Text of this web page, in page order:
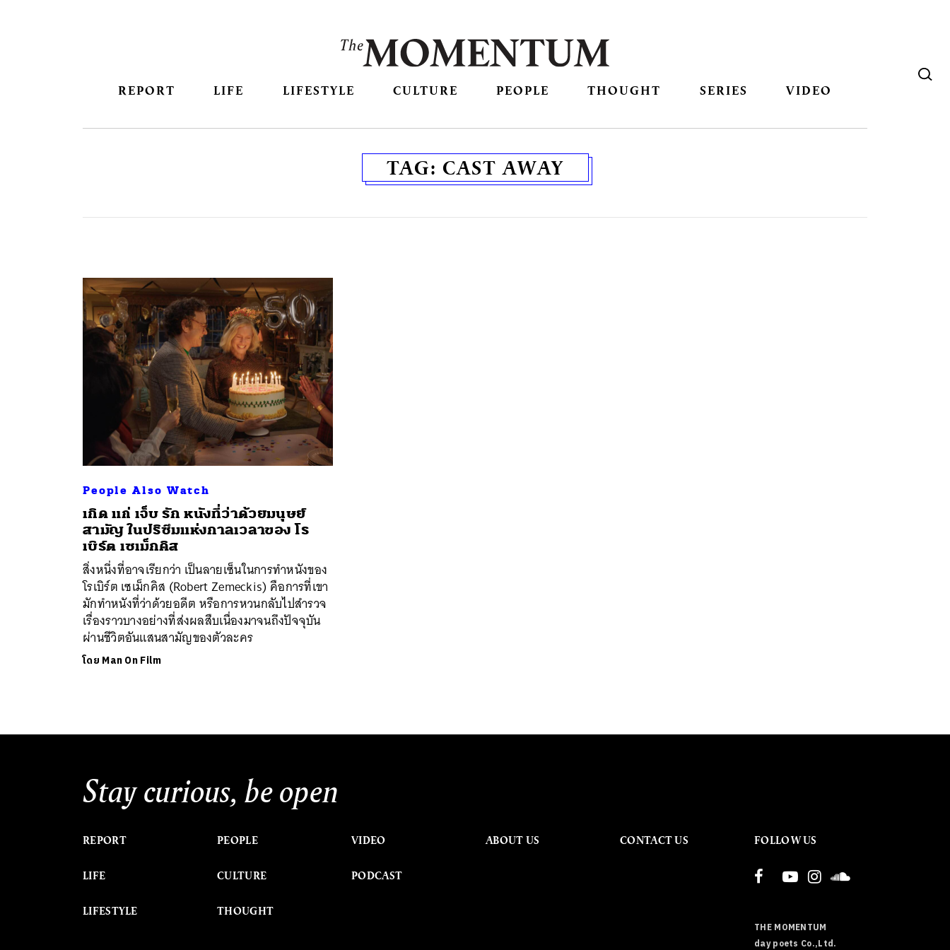
REPORT LIFE LIFESTYLE CULTURE PEOPLE THOUGHT SERIES VIDEO
TAG: CAST AWAY
People Also Watch
เกิด แก่ เจ็บ รัก หนังที่ว่าด้วยมนุษย์
สามัญ ในปริซึมแห่งกาลเวลาของ โร
เบิร์ต เซเม็กคิส
สิ่งหนึ่งที่อาจเรียกว่า เป็นลายเซ็นในการทำหนังของ
โรเบิร์ต เซเม็กคิส (Robert Zemeckis) คือการที่เขา
มักทำหนังที่ว่าด้วยอดีต หรือการหวนกลับไปสำรวจ
เรื่องราวบางอย่างที่ส่งผลสืบเนื่องมาจนถึงปัจจุบัน
ผ่านชีวิตอันแสนสามัญของตัวละคร
โดย Man On Film
Stay curious, be open
REPORT
LIFE
LIFESTYLE
PEOPLE
CULTURE
THOUGHT
VIDEO
PODCAST
ABOUT US CONTACT US FOLLOW US
THE MOMENTUM
day poets Co.,Ltd.
ค้นหา